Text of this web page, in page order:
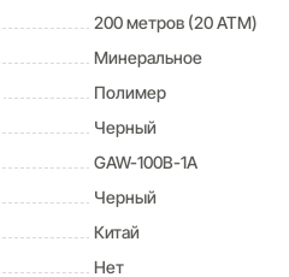
200 метров (20 ATM)
Минеральное
Полимер
Черный
GAW-100B-1A
Черный
Китай
Нет